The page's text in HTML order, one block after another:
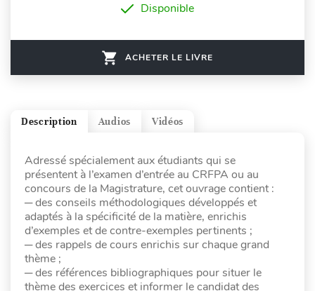
Disponible
ACHETER LE LIVRE
Vidéos
Audios
Description
Adressé spécialement aux étudiants qui se
présentent à l’examen d’entrée au CRFPA ou au
concours de la Magistrature, cet ouvrage contient :
─ des conseils méthodologiques développés et
adaptés à la spécificité de la matière, enrichis
d’exemples et de contre-exemples pertinents ;
─ des rappels de cours enrichis sur chaque grand
thème ;
─ des références bibliographiques pour situer le
thème des exercices et informer le candidat des